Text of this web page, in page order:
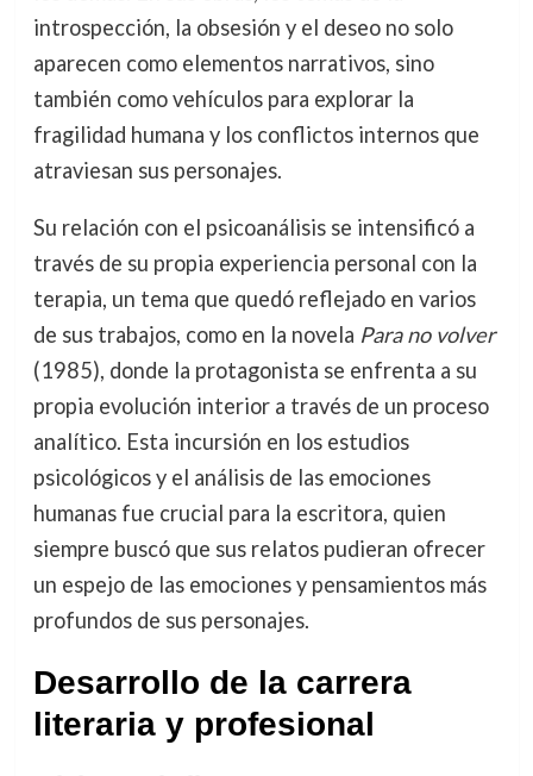
introspección, la obsesión y el deseo no solo
aparecen como elementos narrativos, sino
también como vehículos para explorar la
fragilidad humana y los conflictos internos que
atraviesan sus personajes.
Su relación con el psicoanálisis se intensificó a
través de su propia experiencia personal con la
terapia, un tema que quedó reflejado en varios
de sus trabajos, como en la novela Para no volver
(1985), donde la protagonista se enfrenta a su
propia evolución interior a través de un proceso
analítico. Esta incursión en los estudios
psicológicos y el análisis de las emociones
humanas fue crucial para la escritora, quien
siempre buscó que sus relatos pudieran ofrecer
un espejo de las emociones y pensamientos más
profundos de sus personajes.
Desarrollo de la carrera
literaria y profesional